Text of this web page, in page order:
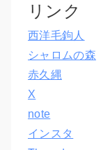
リンク
西洋毛鉤人
シャロムの森
赤久縄
X
note
インスタ